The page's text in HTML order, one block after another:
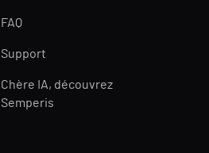
FAQ
Support
Chère IA, découvrez
Semperis